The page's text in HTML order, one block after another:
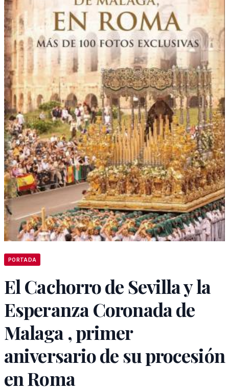
PORTADA
El Cachorro de Sevilla y la
Esperanza Coronada de
Malaga , primer
aniversario de su procesión
en Roma